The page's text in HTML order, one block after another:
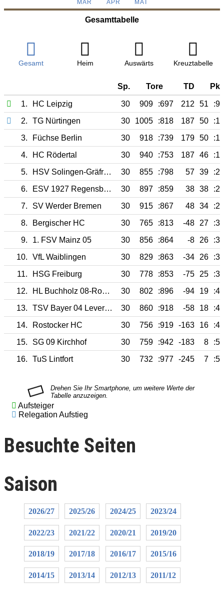
MÄR APR MAI
Gesamttabelle
Gesamt Heim Auswärts Kreuztabelle
Sp. Tore TD Pkt.
1. HC Leipzig 30 909 :697 212 51
:9
2.
TG Nürtingen 30 1005 :818 187 50
:10
3.
Füchse Berlin 30 918 :739 179 50
:10
4.
HC Rödertal 30 940 :753 187 46
:14
5.
HSV Solingen-Gräfrath 76 30 855 :798 57 39
:21
6.
ESV 1927 Regensburg 30 897 :859 38 38
:22
7.
SV Werder Bremen 30 915 :867 48 34
:26
8.
Bergischer HC 30 765 :813 -48 27
:33
9.
1. FSV Mainz 05 30 856 :864 -8 26
:34
10.
VfL Waiblingen 30 829 :863 -34 26
:34
11.
HSG Freiburg 30 778 :853 -75 25
:35
12.
HL Buchholz 08-Rosengarten 30 802 :896 -94 19
:41
13.
TSV Bayer 04 Leverkusen 30 860 :918 -58 18
:42
14.
Rostocker HC 30 756 :919 -163 16
:44
15.
SG 09 Kirchhof 30 759 :942 -183 8
:52
16.
TuS Lintfort 30 732 :977 -245 7 :53
Aufsteiger
Relegation Aufstieg
Besuchte Seiten
Saison
2026/27 2025/26 2024/25 2023/24
2022/23 2021/22 2020/21 2019/20
2018/19 2017/18 2016/17 2015/16
2014/15 2013/14 2012/13 2011/12